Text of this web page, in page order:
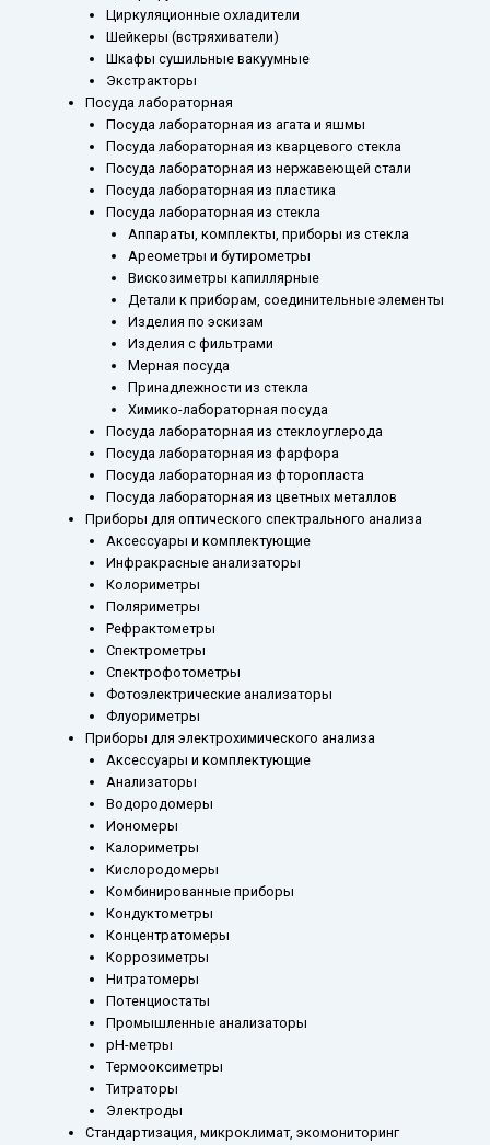
Циркуляционные охладители
Шейкеры (встряхиватели)
Шкафы сушильные вакуумные
Экстракторы
Посуда лабораторная
Посуда лабораторная из агата и яшмы
Посуда лабораторная из кварцевого стекла
Посуда лабораторная из нержавеющей стали
Посуда лабораторная из пластика
Посуда лабораторная из стекла
Аппараты, комплекты, приборы из стекла
Ареометры и бутирометры
Вискозиметры капиллярные
Детали к приборам, соединительные элементы
Изделия по эскизам
Изделия с фильтрами
Мерная посуда
Принадлежности из стекла
Химико-лабораторная посуда
Посуда лабораторная из стеклоуглерода
Посуда лабораторная из фарфора
Посуда лабораторная из фторопласта
Посуда лабораторная из цветных металлов
Приборы для оптического спектрального анализа
Аксессуары и комплектующие
Инфракрасные анализаторы
Колориметры
Поляриметры
Рефрактометры
Спектрометры
Спектрофотометры
Фотоэлектрические анализаторы
Флуориметры
Приборы для электрохимического анализа
Аксессуары и комплектующие
Анализаторы
Водородомеры
Иономеры
Калориметры
Кислородомеры
Комбинированные приборы
Кондуктометры
Концентратомеры
Коррозиметры
Нитратомеры
Потенциостаты
Промышленные анализаторы
рН-метры
Термооксиметры
Титраторы
Электроды
Стандартизация, микроклимат, экомониторинг